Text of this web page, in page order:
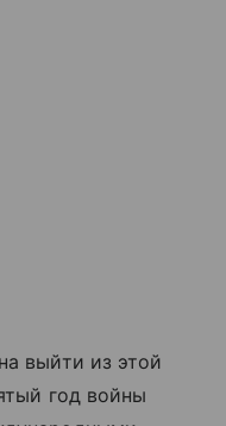
выйти из этой
год войны